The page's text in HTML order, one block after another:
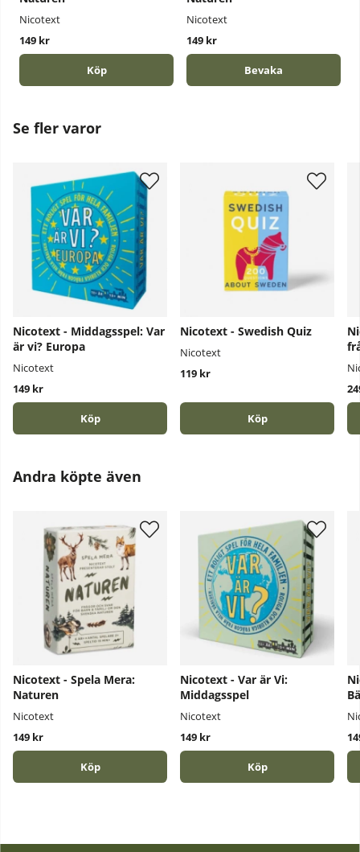
Nicotext
149 kr
Köp
Nicotext
149 kr
Bevaka
Se fler varor
Nicotext - Middagsspel: Var
är vi? Europa
Nicotext
149 kr
Köp
Nicotext - Swedish Quiz
Nicotext
119 kr
Köp
Andra köpte även
Nicotext - Spela Mera:
Naturen
Nicotext
149 kr
Köp
Nicotext - Var är Vi:
Middagsspel
Nicotext
149 kr
Köp